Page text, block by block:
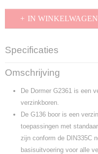
IN WINKELWAGEN
Specificaties
Productcode
G2361
EAN code
7320760217887
Productcode leverancier
Omschrijving
De Dormer G2361 is een
verzinkboren.
De G136 boor is een
toepassingen met
zijn conform de DIN335C
basisuitvoering voor alle